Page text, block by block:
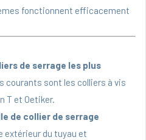
fonctionnent efficacement
de serrage les plus
courants sont les colliers à vis
T et Oetiker.
de collier de serrage
extérieur du tuyau et